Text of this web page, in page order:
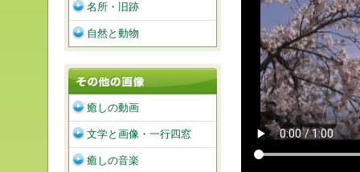
名所・旧跡
自然と動物
癒しの動画
文学と画像・一行四窓
癒しの音楽